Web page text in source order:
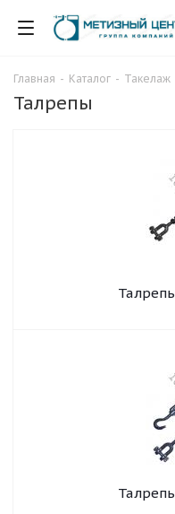
Главная - Каталог - Такелаж
Талрепы